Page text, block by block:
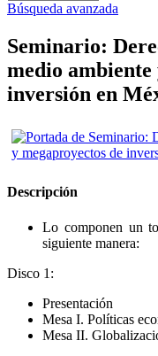
Búsqueda avanzada
Seminario:
medio ambiente
inversión en
Descripción
Lo componen un
siguiente manera:
Disco 1:
Presentación
Mesa I. Políticas
Mesa II.